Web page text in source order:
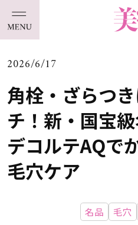
2026/6/17
角栓・ざらつ
チ！新・国宝
デコルテAQで
毛穴ケア
名品 毛穴